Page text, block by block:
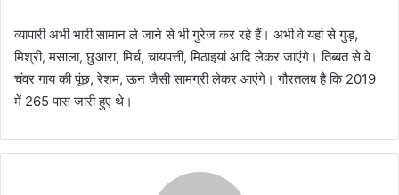
व्यापारी अभी भारी सामान ले जाने से भी गुरेज कर रहे हैं। अभी वे यहां से गुड़,
मिश्री, मसाला, छुआरा, मिर्च, चायपत्ती, मिठाइयां आदि लेकर जाएंगे। तिब्बत से वे
चंवर गाय की पूंछ, रेशम, ऊन जैसी सामग्री लेकर आएंगे। गौरतलब है कि 2019
में 265 पास जारी हुए थे।